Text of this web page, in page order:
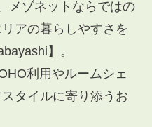
メゾネットならではの
アの暮らしやすさを
】。
利用やルームシェ
タイルに寄り添うお